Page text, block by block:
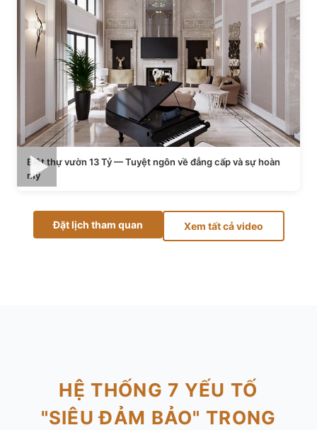
Biệt thự vườn 13 Tỷ — Tuyệt ngôn về đẳng cấp và sự hoàn
mỹ
Đặt lịch tham quan Xem tất cả video
HỆ THỐNG 7 YẾU TỐ
"SIÊU ĐẢM BẢO" TRONG